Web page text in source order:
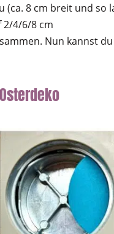
(ca. 8 cm breit und so
2/4/6/8 cm
Nun kannst